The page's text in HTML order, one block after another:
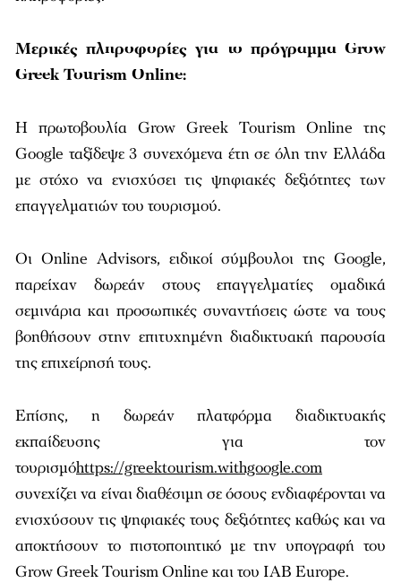
Μερικές πληροφορίες για το πρόγραμμα Grow
Greek Tourism Online:
Η πρωτοβουλία Grow Greek Tourism Online της
Google ταξίδεψε 3 συνεχόμενα έτη σε όλη την Ελλάδα
με στόχο να ενισχύσει τις ψηφιακές δεξιότητες των
επαγγελματιών του τουρισμού.
Οι Online Advisors, ειδικοί σύμβουλοι της Google,
παρείχαν δωρεάν στους επαγγελματίες ομαδικά
σεμινάρια και προσωπικές συναντήσεις ώστε να τους
βοηθήσουν στην επιτυχημένη διαδικτυακή παρουσία
της επιχείρησή τους.
Επίσης, η δωρεάν πλατφόρμα διαδικτυακής
εκπαίδευσης για τον
τουρισμόhttps://greektourism.withgoogle.com
συνεχίζει να είναι διαθέσιμη σε όσους ενδιαφέρονται να
ενισχύσουν τις ψηφιακές τους δεξιότητες καθώς και να
αποκτήσουν το πιστοποιητικό με την υπογραφή του
Grow Greek Tourism Online και του IAB Europe.